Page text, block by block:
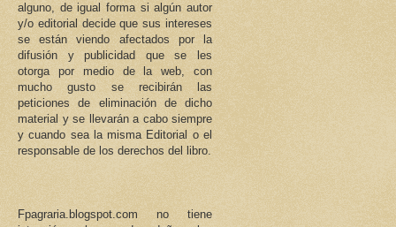
alguno, de igual forma si algún autor
y/o editorial decide que sus intereses
se están viendo afectados por la
difusión y publicidad que se les
otorga por medio de la web, con
mucho gusto se recibirán las
peticiones de eliminación de dicho
material y se llevarán a cabo siempre
y cuando sea la misma Editorial o el
responsable de los derechos del libro.
Fpagraria.blogspot.com no tiene